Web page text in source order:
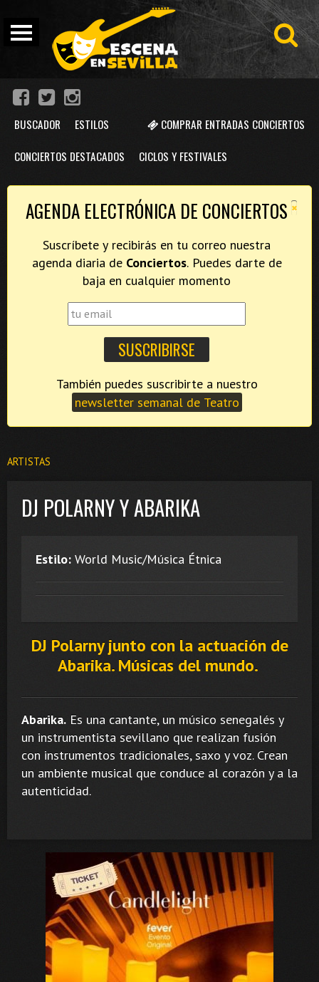
COMPRAR ENTRADAS CONCIERTOS
BUSCADOR ESTILOS
CONCIERTOS DESTACADOS CICLOS Y FESTIVALES
×
AGENDA ELECTRÓNICA DE CONCIERTOS
Suscríbete y recibirás en tu correo nuestra
agenda diaria de Conciertos. Puedes darte de
baja en cualquier momento
newsletter semanal de Teatro
ARTISTAS
DJ POLARNY Y ABARIKA
Estilo: World Music/Música Étnica
DJ Polarny junto con la actuación de
Abarika. Músicas del mundo.
Abarika. Es una cantante, un músico senegalés y
un instrumentista sevillano que realizan fusión
con instrumentos tradicionales, saxo y voz. Crean
un ambiente musical que conduce al corazón y a la
autenticidad.